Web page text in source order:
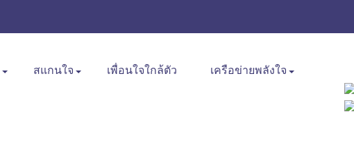
สแกนใจ เพื่อนใจใกล้ตัว เครือข่ายพลังใจ